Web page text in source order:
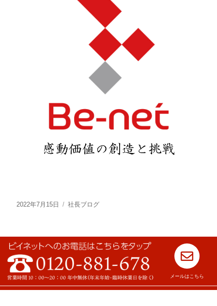
2022年7月15日 社長ブログ
メールはこちら